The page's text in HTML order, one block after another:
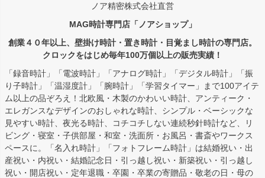
ノア精密株式会社直営
MAG時計専門店「ノアショップ」
創業４０年以上、壁掛け時計・置き時計・目覚まし時計の専門店。
クロックをはじめ毎年100万個以上の販売実績！
「録音時計」「電波時計」「アナログ時計」「デジタル時計」「振
り子時計」「温湿度計」「腕時計」「学習タイマー」まで100アイテ
ム以上の品ぞろえ！北欧風・木製のかわいい時計、アンティーク・
エレガンスなデザインのおしゃれな時計、シンプル・ベーシックな
見やすい時計、夜光る時計、コチコチしない連続秒針時計など、リ
ビング・寝室・子供部屋・和室・洗面所・お風呂・書斎やワークス
ペースに。「名入れ時計」「フォトフレーム時計」は結婚祝い・出
産祝い・内祝い・結婚記念日・引っ越し祝い・新築祝い・引っ越し
祝い・開店祝い・定年退職・卒園・卒業の寄贈品・敬老の日・母の